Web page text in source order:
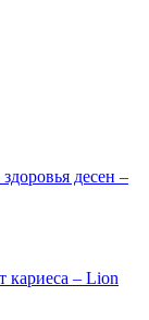
десен –
кариеса – Lion